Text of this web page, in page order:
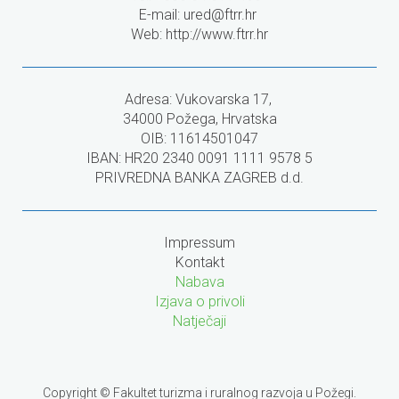
E-mail: ured@ftrr.hr
Web: http://www.ftrr.hr
Adresa: Vukovarska 17,
34000 Požega, Hrvatska
OIB: 11614501047
IBAN: HR20 2340 0091 1111 9578 5
PRIVREDNA BANKA ZAGREB d.d.
Impressum
Kontakt
Nabava
Izjava o privoli
Natječaji
Copyright © Fakultet turizma i ruralnog razvoja u Požegi.